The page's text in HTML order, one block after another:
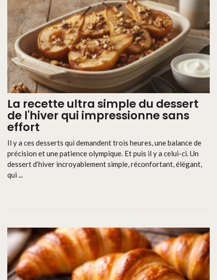
La recette ultra simple du dessert
de l'hiver qui impressionne sans
effort
Il y a ces desserts qui demandent trois heures, une balance de
précision et une patience olympique. Et puis il y a celui-ci. Un
dessert d’hiver incroyablement simple, réconfortant, élégant,
qui ...